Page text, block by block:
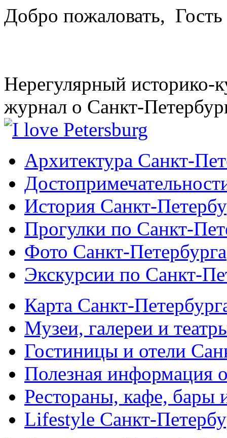
Добро пожаловать, Гость
Нерегулярный историко-
журнал о Санкт-
Архитектура Санкт-
История Санкт-
Прогулки по Санкт-
Фото Санкт-Петербурга
Экскурсии по Санкт-
Карта Санкт-
Музеи, галереи и
Гостиницы и отели
Полезная информация
Рестораны, кафе, бары
Lifestyle Санкт-